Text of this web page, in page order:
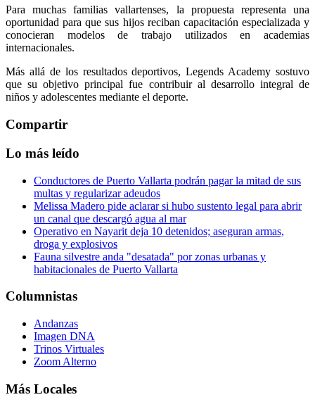
Para muchas familias vallartenses, la propuesta representa una
oportunidad para que sus hijos reciban capacitación especializada y
conocieran modelos de trabajo utilizados en academias
internacionales.
Más allá de los resultados deportivos, Legends Academy sostuvo
que su objetivo principal fue contribuir al desarrollo integral de
niños y adolescentes mediante el deporte.
Compartir
Lo más leído
Conductores de Puerto Vallarta podrán pagar la mitad de sus
multas y regularizar adeudos
Melissa Madero pide aclarar si hubo sustento legal para abrir
un canal que descargó agua al mar
Operativo en Nayarit deja 10 detenidos; aseguran armas,
droga y explosivos
Fauna silvestre anda "desatada" por zonas urbanas y
habitacionales de Puerto Vallarta
Columnistas
Andanzas
Imagen DNA
Trinos Virtuales
Zoom Alterno
Más Locales